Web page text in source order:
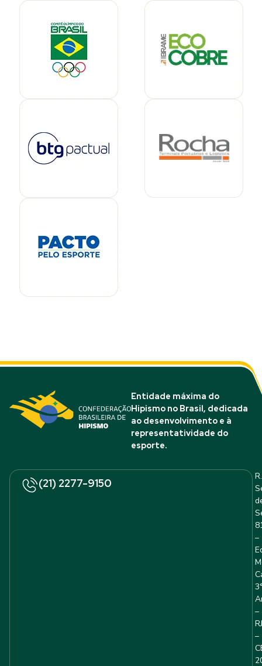
Entidade máxima do
Hipismo no Brasil, dedicada
ao desenvolvimento e à
representatividade do
esporte.
(21) 2277-9150
R.
–
–
RJ
–